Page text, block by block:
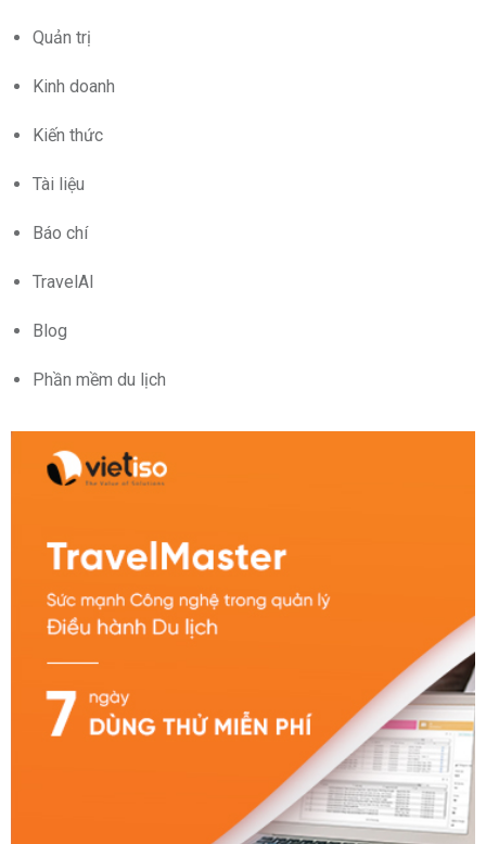
Quản trị
Kinh doanh
Kiến thức
Tài liệu
Báo chí
TravelAI
Blog
Phần mềm du lịch